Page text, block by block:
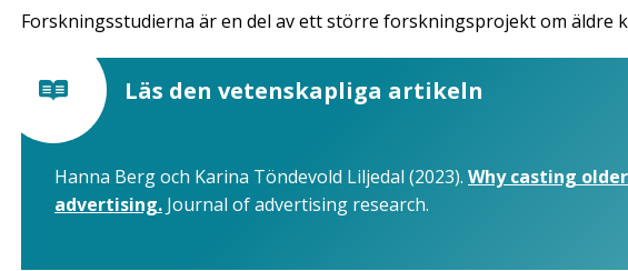
Forskningsstudierna är en del av ett större forskningsprojekt om äldre
Läs den vetenskapliga artikeln
Hanna Berg och Karina Töndevold Liljedal (2023). Why casting
advertising. Journal of advertising research.